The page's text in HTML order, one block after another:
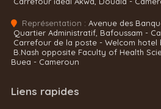
Représentation : Avenue des
Quartier Administratif, Bafoussam -
Carrefour de la poste - Welcom hotel
B.Nash opposite Faculty of Health
Buea - Cameroun
Liens rapides